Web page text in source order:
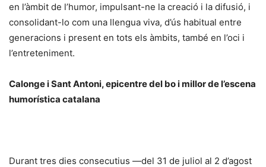
en l’àmbit de l’humor, impulsant-ne la creació i la difusió, i
consolidant-lo com una llengua viva, d’ús habitual entre
generacions i present en tots els àmbits, també en l’oci i
l’entreteniment.
Calonge i Sant Antoni, epicentre del bo i millor de l’escena
humorística catalana
Durant tres dies consecutius —del 31 de juliol al 2 d’agost